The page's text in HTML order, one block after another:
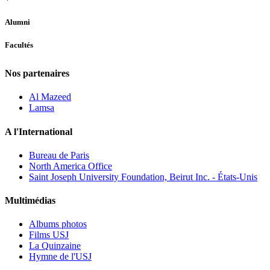
Alumni
Facultés
Nos partenaires
Al Mazeed
Lamsa
A l'International
Bureau de Paris
North America Office
Saint Joseph University Foundation, Beirut Inc. - États-Unis
Multimédias
Albums photos
Films USJ
La Quinzaine
Hymne de l'USJ